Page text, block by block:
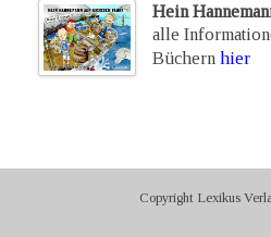
Hein
alle
Büchern hier
Copyright Lexikus